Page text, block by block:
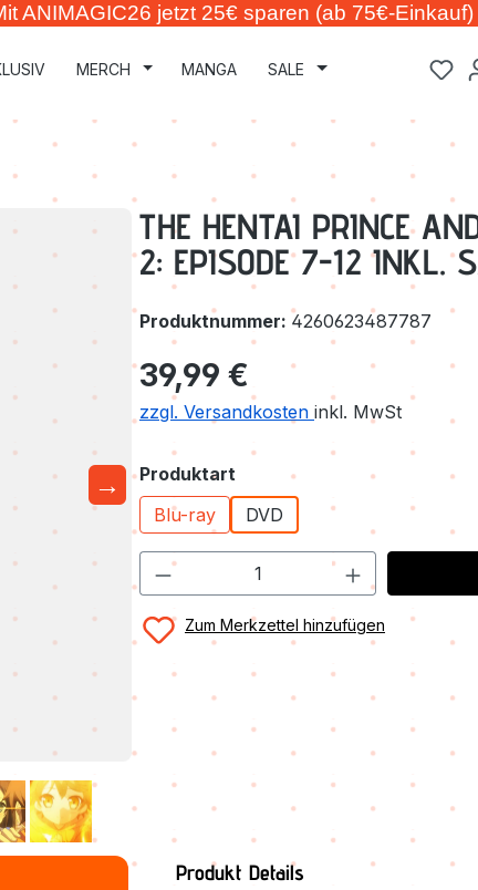
ANIMAGIC26 jetzt 25€ sparen (ab 75€-Einkauf)
MERCH MANGA SALE
→
THE HENTAI PRINCE
2: EPISODE 7-12 INKL.
Produktnummer: 4260623487787
Regulärer Preis:
39,99 €
zzgl. Versandkosten inkl. MwSt
Produktart auswählen
Blu-ray
DVD
Zum Merkzettel hinzufügen
Produkt Details